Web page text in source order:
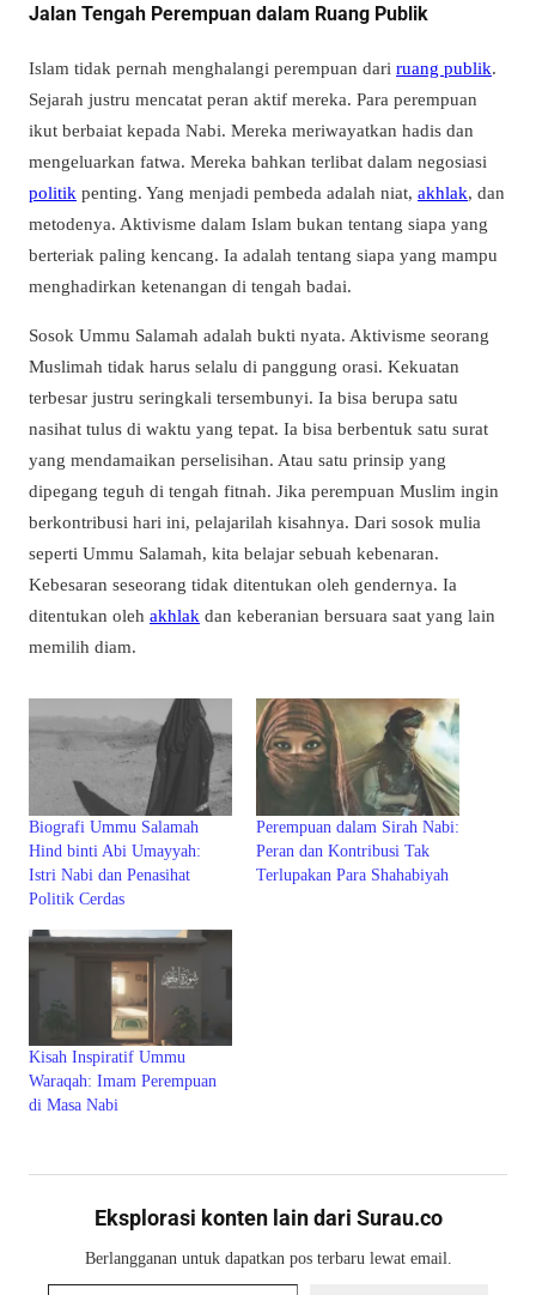
Jalan Tengah Perempuan dalam Ruang Publik
Islam tidak pernah menghalangi perempuan dari ruang publik.
Sejarah justru mencatat peran aktif mereka. Para perempuan
ikut berbaiat kepada Nabi. Mereka meriwayatkan hadis dan
mengeluarkan fatwa. Mereka bahkan terlibat dalam negosiasi
politik penting. Yang menjadi pembeda adalah niat, akhlak, dan
metodenya. Aktivisme dalam Islam bukan tentang siapa yang
berteriak paling kencang. Ia adalah tentang siapa yang mampu
menghadirkan ketenangan di tengah badai.
Sosok Ummu Salamah adalah bukti nyata. Aktivisme seorang
Muslimah tidak harus selalu di panggung orasi. Kekuatan
terbesar justru seringkali tersembunyi. Ia bisa berupa satu
nasihat tulus di waktu yang tepat. Ia bisa berbentuk satu surat
yang mendamaikan perselisihan. Atau satu prinsip yang
dipegang teguh di tengah fitnah. Jika perempuan Muslim ingin
berkontribusi hari ini, pelajarilah kisahnya. Dari sosok mulia
seperti Ummu Salamah, kita belajar sebuah kebenaran.
Kebesaran seseorang tidak ditentukan oleh gendernya. Ia
ditentukan oleh akhlak dan keberanian bersuara saat yang lain
memilih diam.
Biografi Ummu Salamah
Hind binti Abi Umayyah:
Istri Nabi dan Penasihat
Politik Cerdas
Perempuan dalam Sirah Nabi:
Peran dan Kontribusi Tak
Terlupakan Para Shahabiyah
Kisah Inspiratif Ummu
Waraqah: Imam Perempuan
di Masa Nabi
Eksplorasi konten lain dari Surau.co
Berlangganan untuk dapatkan pos terbaru lewat email.
Ketikkan email Anda...